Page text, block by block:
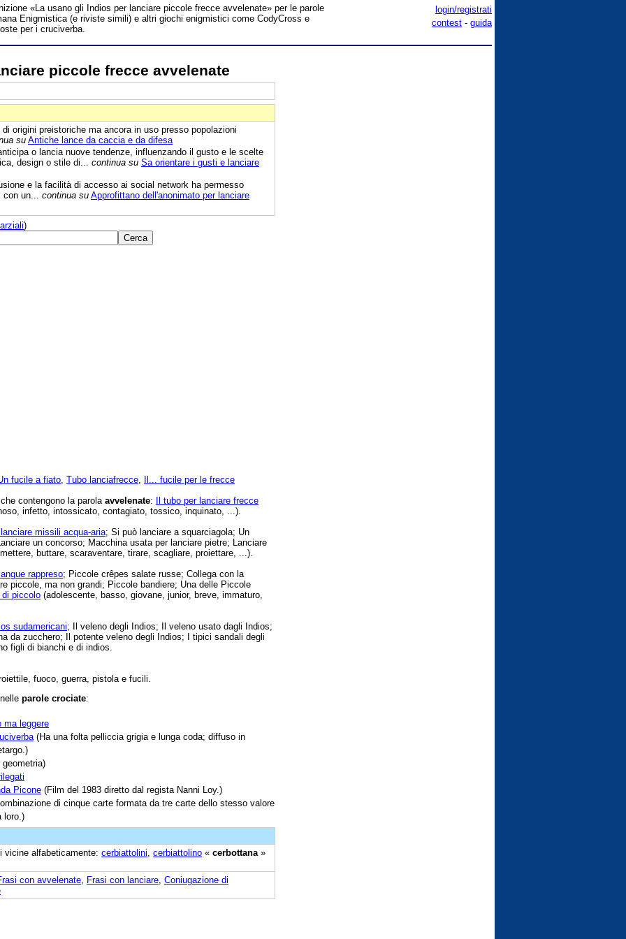
login/registrati
contest - guida
«La usano gli Indios per lanciare piccole frecce avvelenate» per le parole
Enigmistica (e riviste simili) e altri giochi enigmistici come CodyCross e
per i cruciverba.
piccole frecce avvelenate
origini preistoriche ma ancora in uso presso popolazioni
su Antiche lance da caccia e da difesa
o lancia nuove tendenze, influenzando il gusto e le scelte
design o stile di... continua su Sa orientare i gusti e lanciare
e la facilità di accesso ai social network ha permesso
con un... continua su Approfittano dell'anonimato per lanciare
)
fucile a fiato Tubo lanciafrecce Il... fucile per le frecce
contengono la parola avvelenate: Il tubo per lanciare frecce
infetto, intossicato, contagiato, tossico, inquinato, ...).
missili acqua-aria; Si può lanciare a squarciagola; Un
un concorso; Macchina usata per lanciare pietre; Lanciare
buttare, scaraventare, tirare, scagliare, proiettare, ...).
rappreso; Piccole crêpes salate russe; Collega con la
piccole, ma non grandi; Piccole bandiere; Una delle Piccole
piccolo (adolescente, basso, giovane, junior, breve, immaturo,
sudamericani; Il veleno degli Indios; Il veleno usato dagli Indios;
da zucchero; Il potente veleno degli Indios; I tipici sandali degli
figli di bianchi e di indios.
fuoco, guerra, pistola e fucili.
parole crociate:
ma leggere
(Ha una folta pelliccia grigia e lunga coda; diffuso in
Picone (Film del 1983 diretto dal regista Nanni Loy.)
di cinque carte formata da tre carte dello stesso valore
loro.)
vicine alfabeticamente: cerbiattolini cerbiattolino « cerbottana »
con avvelenate Frasi con lanciare Coniugazione di